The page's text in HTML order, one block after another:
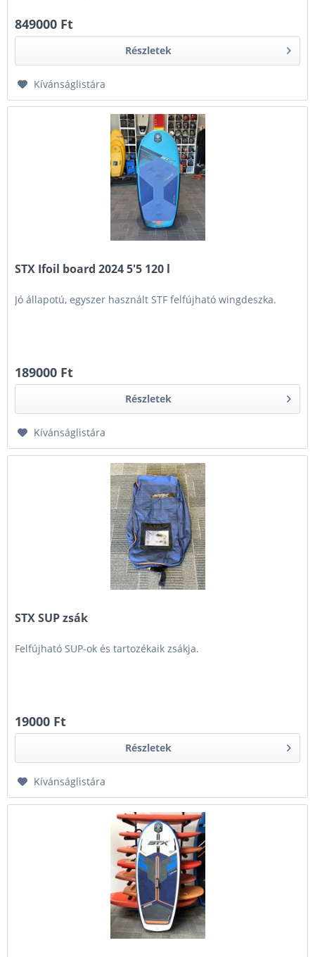
849000 Ft
Részletek
Kívánságlistára
STX Ifoil board 2024 5'5 120 l
Jó állapotú, egyszer használt STF felfújható wingdeszka.
189000 Ft
Részletek
Kívánságlistára
STX SUP zsák
Felfújható SUP-ok és tartozékaik zsákja.
19000 Ft
Részletek
Kívánságlistára